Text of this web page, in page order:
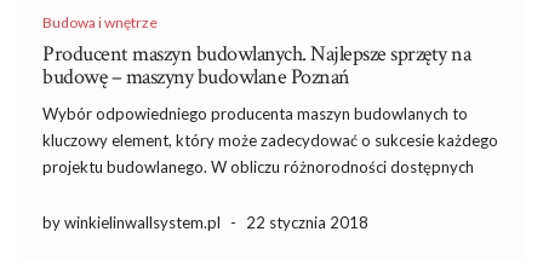
Budowa i wnętrze
Producent maszyn budowlanych. Najlepsze sprzęty na
budowę – maszyny budowlane Poznań
Wybór odpowiedniego producenta maszyn budowlanych to
kluczowy element, który może zadecydować o sukcesie każdego
projektu budowlanego. W obliczu różnorodności dostępnych
niezbędne na placu budowy oraz z jakimi kosztami się wiążą.
by winkielinwallsystem.pl - 22 stycznia 2018